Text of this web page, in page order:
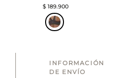
$ 189.900
INFORMACIÓN
DE ENVÍO